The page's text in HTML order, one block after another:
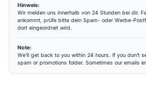
Hinweis:
Wir melden uns innerhalb von 24 Stunden bei dir.
ankommt, prüfe bitte dein Spam- oder Werbe-
dort eingeordnet wird.
Note:
We’ll get back to you within 24 hours. If you don’t
spam or promotions folder. Sometimes our emails